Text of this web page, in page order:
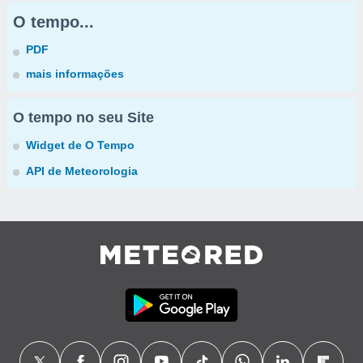
O tempo...
PDF
mais informações
O tempo no seu Site
Widget de O Tempo
API de Meteorologia